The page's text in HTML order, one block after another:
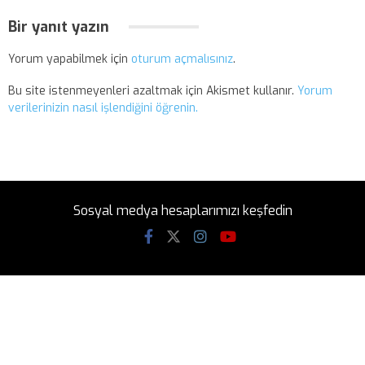
Bir yanıt yazın
Yorum yapabilmek için oturum açmalısınız.
Bu site istenmeyenleri azaltmak için Akismet kullanır. Yorum
verilerinizin nasıl işlendiğini öğrenin.
Sosyal medya hesaplarımızı keşfedin